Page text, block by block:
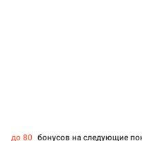
до 80 бонусов на следующие